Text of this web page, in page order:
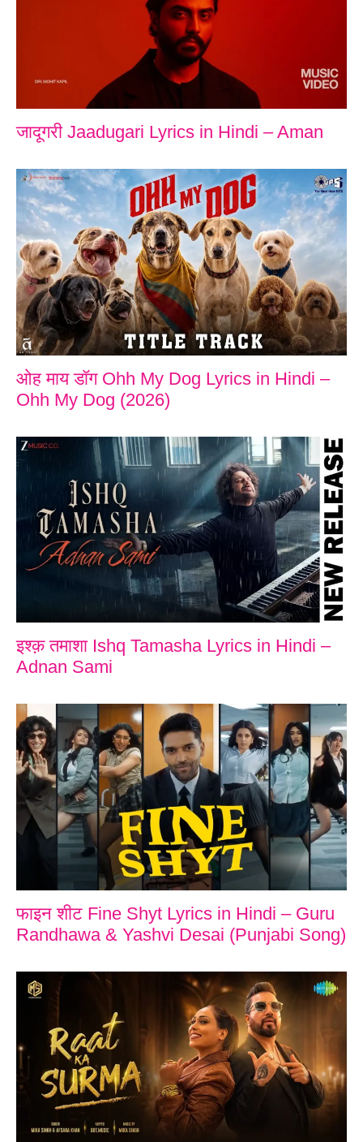
जादूगरी Jaadugari Lyrics in Hindi – Aman
ओह माय डॉग Ohh My Dog Lyrics in Hindi –
Ohh My Dog (2026)
इश्क़ तमाशा Ishq Tamasha Lyrics in Hindi –
Adnan Sami
फाइन शीट Fine Shyt Lyrics in Hindi – Guru
Randhawa & Yashvi Desai (Punjabi Song)